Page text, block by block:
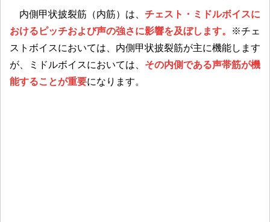
内側甲状披裂筋（内筋）は、 チェスト・ミドルボイスに
おけるピッチおよび声の強さに影響を及ぼします。
※チェ
ストボイスにおいては、内側甲状披裂筋が主に機能します
が、ミドルボイスにおいては、 その内側である声帯筋が機
能することが重要になります。